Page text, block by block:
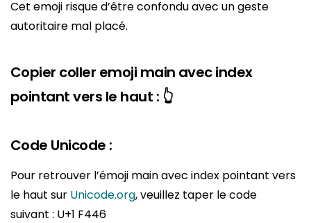
Cet emoji risque d’être confondu avec un geste
autoritaire mal placé.
Copier coller emoji main avec index
pointant vers le haut : 👆
Code Unicode :
Pour retrouver l’émoji main avec index pointant vers
le haut sur Unicode.org, veuillez taper le code
suivant : U+1 F446